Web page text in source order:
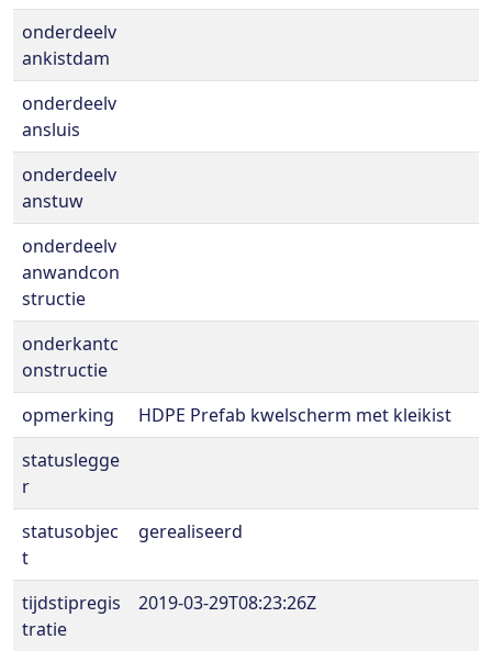
onderdeelv
ankistdam
onderdeelv
ansluis
onderdeelv
anstuw
onderdeelv
anwandcon
structie
onderkantc
onstructie
opmerking
HDPE Prefab kwelscherm met kleikist
statuslegge
r
statusobjec
t
gerealiseerd
tijdstipregis
tratie
2019-03-29T08:23:26Z